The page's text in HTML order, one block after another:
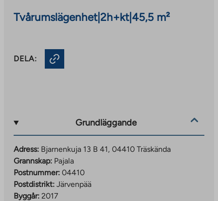
Tvårumslägenhet|2h+kt| 45,5 m²
DELA:
Grundläggande
Adress: Bjarnenkuja 13 B 41, 04410 Träskända
Grannskap: Pajala
Postnummer: 04410
Postdistrikt: Järvenpää
Byggår: 2017